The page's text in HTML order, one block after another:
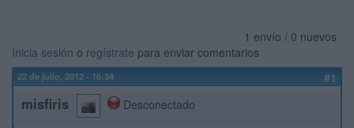
1 envío / 0 nuevos
Inicia sesión o regístrate para enviar comentarios
22 de julio, 2012 - 16:34 #1
misfiris
Desconectado